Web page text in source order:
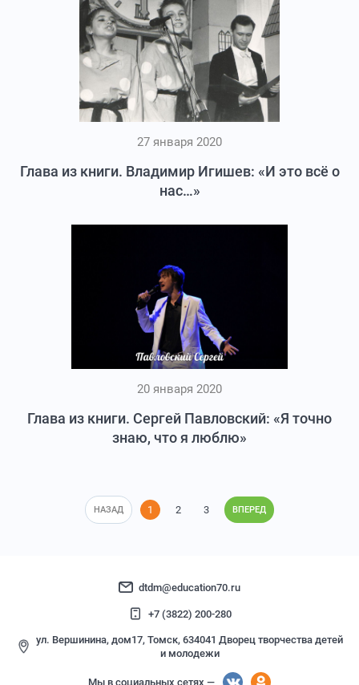
27 января 2020
Глава из книги. Владимир Игишев: «И это всё о
нас…»
20 января 2020
Глава из книги. Сергей Павловский: «Я точно
знаю, что я люблю»
НАЗАД 1 2 3 ВПЕРЕД
dtdm@education70.ru
+7 (3822) 200-280
ул. Вершинина, дом17, Томск, 634041 Дворец творчества детей
и молодежи
Мы в социальных сетях —